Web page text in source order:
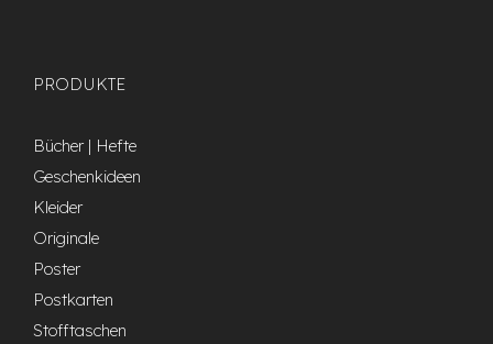
PRODUKTE
Bücher | Hefte
Geschenkideen
Kleider
Originale
Poster
Postkarten
Stofftaschen